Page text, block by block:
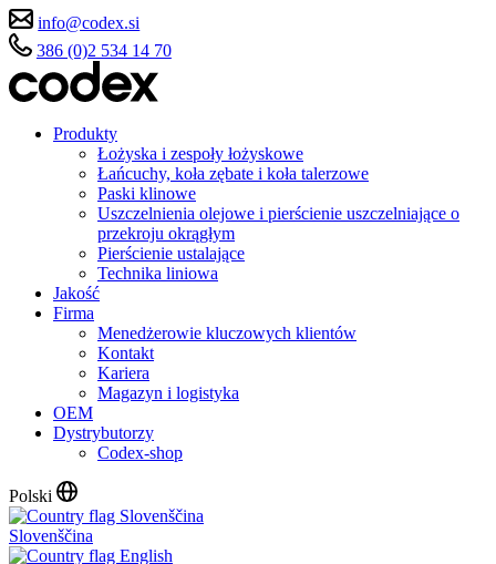
info@codex.si
386 (0)2 534 14 70
Produkty
Łożyska i zespoły łożyskowe
Łańcuchy, koła zębate i koła talerzowe
Paski klinowe
Uszczelnienia olejowe i pierścienie uszczelniające o
przekroju okrągłym
Pierścienie ustalające
Technika liniowa
Jakość
Firma
Menedżerowie kluczowych klientów
Kontakt
Kariera
Magazyn i logistyka
OEM
Dystrybutorzy
Codex-shop
Polski
Slovenščina